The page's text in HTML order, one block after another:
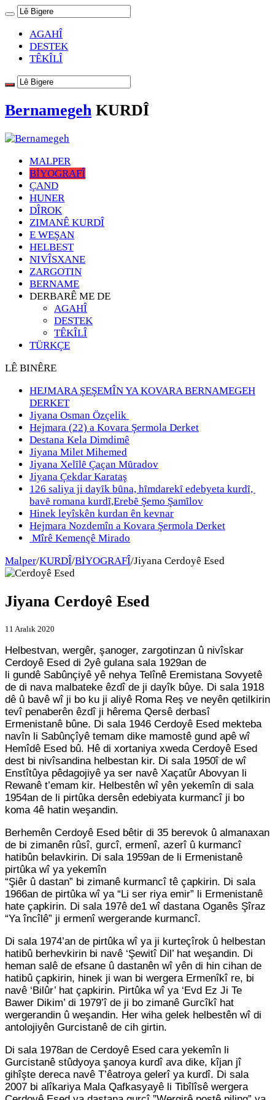
AGAHÎ
DESTEK
TÊKÎLÎ
Bernamegeh KURDÎ
MALPER
BİYOGRAFÎ
ÇAND
HUNER
DÎROK
ZIMANÊ KURDÎ
E WEŞAN
HELBEST
NIVÎSXANE
ZARGOTIN
BERNAME
DERBARÊ ME DE
AGAHÎ
DESTEK
TÊKÎLÎ
TÜRKÇE
LÊ BINÊRE
HEJMARA ŞEŞEMÎN YA KOVARA BERNAMEGEH
DERKET
Jiyana Osman Özçelik
Hejmara (22) a Kovara Şermola Derket
Destana Kela Dimdimê
Jiyana Milet Mihemed
Jiyana Xelȋlȇ Çaçan Mȗradov
Jiyana Çekdar Karataş
126 saliya ji dayȋk bȗna, hȋmdarekȋ edebyeta kurdȋ,
bavȇ romana kurdȋ,Erebȇ Şemo Şamȋlov
Hinek leyîskên kurdan ên kevnar
Hejmara Nozdemîn a Kovara Şermola Derket
Mîrê Kemençê Mirado
Malper/KURDÎ/BİYOGRAFÎ/Jiyana Cerdoyê Esed
Jiyana Cerdoyê Esed
11 Aralık 2020
Helbestvan, wergêr, şanoger, zargotinzan û nivîskar
Cerdoyê Esed di 2yê gulana sala 1929an de
li gundê Sabûnçiyê yê nehya Telînê Eremistana Sovyetê
de di nava malbateke êzdî de ji dayîk bûye. Di sala 1918
dê û bavê wî ji bo ku ji aliyê Roma Reş ve neyên qetilkirin
tevî penaberên êzdî ji hêrema Qersê derbasî
Ermenistanê bûne. Di sala 1946 Cerdoyê Esed mekteba
navîn li Sabûnçîyê temam dike mamostê gund apê wî
Hemîdê Esed bû. Hê di xortaniya xweda Cerdoyê Esed
dest bi nivîsandina helbestan kir. Di sala 1950î de wî
Enstîtûya pêdagojiyê ya ser navê Xaçatûr Abovyan li
Rewanê t’emam kir. Helbestên wî yên yekemîn di sala
1954an de li pirtûka dersên edebiyata kurmancî ji bo
koma 4ê hatin weşandin.
Berhemên Cerdoyê Esed bêtir di 35 berevok û almanaxan
de bi zimanên rûsî, gurcî, ermenî, azerî û kurmancî
hatibûn belavkirin. Di sala 1959an de li Ermenistanê
pirtûka wî ya yekemîn
“Şiêr û dastan” bi zimanê kurmancî tê çapkirin. Di sala
1966an de pirtûka wî ya “Li ser riya emir” li Ermenistanê
hate çapkirin. Di sala 197ê de1 wî dastana Oganês Şîraz
“Ya încîlê” ji ermenî wergerande kurmancî.
Di sala 1974’an de pirtûka wî ya ji kurteçîrok û helbestan
hatibû berhevkirin bi navê ‘Şewitî Dil’ hat weşandin. Di
heman salê de efsane û dastanên wî yên di hin cihan de
hatibû çapkirin, hinek ji wan bi wergera Ermenîkî re, bi
navê ‘Bilûr’ hat çapkirin. Pirtûka wî ya ‘Evd Ez Ji Te
Bawer Dikim’ di 1979’î de ji bo zimanê Gurcîkî hat
wergerandin û weşandin. Her wiha gelek helbestên wî di
antolojiyên Gurcistanê de cih girtin.
Di sala 1978an de Cerdoyê Esed cara yekemîn li
Gurcistanê stûdyoya şanoya kurdî ava dike, kîjan jî
gihîşte dereca navê T’êatroya gelerî ya kurdî. Di sala
2007 bi alîkariya Mala Qafkasyayê li Tibîlîsê wergera